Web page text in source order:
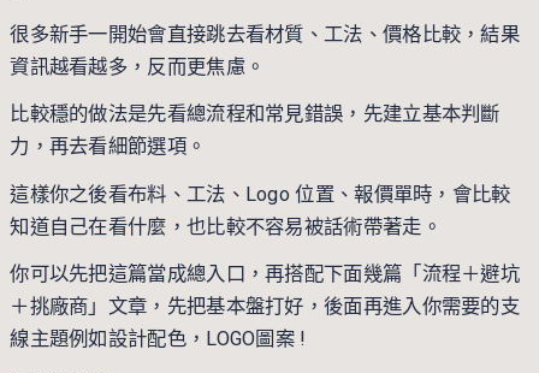
很多新手一開始會直接跳去看材質、工法、價格比較，結果
資訊越看越多，反而更焦慮。
比較穩的做法是先看總流程和常見錯誤，先建立基本判斷
力，再去看細節選項。
這樣你之後看布料、工法、Logo 位置、報價單時，會比較
知道自己在看什麼，也比較不容易被話術帶著走。
你可以先把這篇當成總入口，再搭配下面幾篇「流程＋避坑
＋挑廠商」文章，先把基本盤打好，後面再進入你需要的支
線主題例如設計配色，LOGO圖案 !